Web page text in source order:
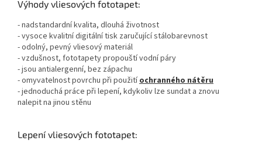
Výhody vliesových fototapet:
- nadstandardní kvalita, dlouhá životnost
- vysoce kvalitní digitální tisk zaručující stálobarevnost
- odolný, pevný vliesový materiál
- vzdušnost, fototapety propouští vodní páry
- jsou antialergenní, bez zápachu
- omyvatelnost povrchu při použitíochranného nátěru
- jednoduchá práce při lepení, kdykoliv lze sundat a znovu
nalepit na jinou stěnu
Lepení vliesových fototapet: